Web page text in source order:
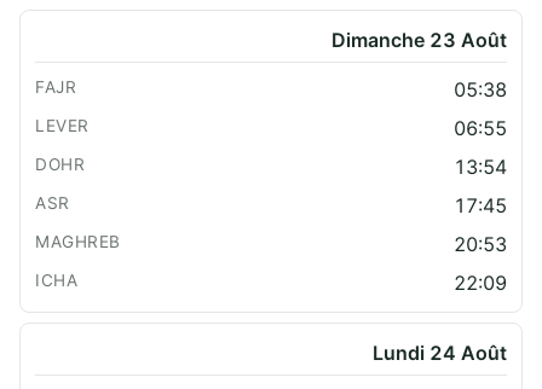
Dimanche 23 Août
05:38
06:55
13:54
17:45
20:53
22:09
Lundi 24 Août